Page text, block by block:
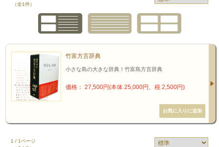
（全1件）
竹富方言辞典
小さな島の大きな辞典！竹富島方言辞典
価格： 27,500円(本体 25,000円、税 2,500円)
1 / 1ページ